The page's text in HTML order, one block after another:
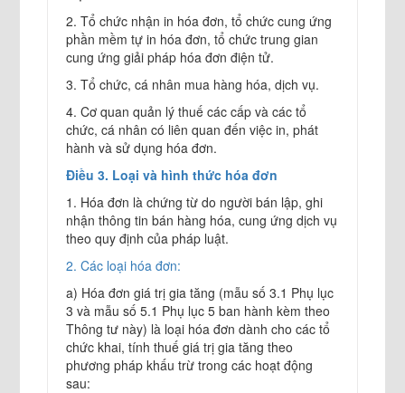
2. Tổ chức nhận in hóa đơn, tổ chức cung ứng
phần mềm tự in hóa đơn, tổ chức trung gian
cung ứng giải pháp hóa đơn điện tử.
3. Tổ chức, cá nhân mua hàng hóa, dịch vụ.
4. Cơ quan quản lý thuế các cấp và các tổ
chức, cá nhân có liên quan đến việc in, phát
hành và sử dụng hóa đơn.
Điều 3. Loại và hình thức hóa đơn
1. Hóa đơn là chứng từ do người bán lập, ghi
nhận thông tin bán hàng hóa, cung ứng dịch vụ
theo quy định của pháp luật.
2. Các loại hóa đơn:
a) Hóa đơn giá trị gia tăng (mẫu số 3.1 Phụ lục
3 và mẫu số 5.1 Phụ lục 5 ban hành kèm theo
Thông tư này) là loại hóa đơn dành cho các tổ
chức khai, tính thuế giá trị gia tăng theo
phương pháp khấu trừ trong các hoạt động
sau: